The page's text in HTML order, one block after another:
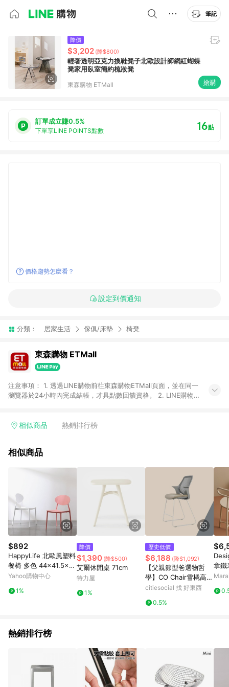
筆記
降價
$3,202 (降$800)
輕奢透明亞克力換鞋凳子北歐設計師網紅蝴蝶
凳家用臥室簡約梳妝凳
東森購物 ETMall 搶購
訂單成立賺0.5%
下單享LINE POINTS點數 16點
價格趨勢怎麼看？
設定到價通知
分類： 居家生活 傢俱/床墊 椅凳
東森購物 ETMall
注意事項： 1. 透過LINE購物前往東森購物ETMall頁面，並在同一
瀏覽器於24小時內完成結帳，才具點數回饋資格。 2. LINE購物
單，皆不在點數回饋範圍內。 3. 如購買以下類別商品，將無法獲
球嚴選、商城、專案商品、「草莓網」全館商品。 4. 如取消訂
實際回饋請依LINE購物通知為主。 6. 訂單如有使用東森購物
ETMall站內之折扣優惠(包含但不限於東森幣、樂透金、東森現金
券等)，不具點數回饋資格。詳細請依東森購物ETMall之結帳頁面
顯示為準。 7. LINE購物設有「單一商品最高回饋點數」機制(特
殊活動時開放「回饋無上限」)，以同一訂單中同一商品不論件數
計算，並依訂單成立時間當下LINE購物所設定的回饋機制為準。
8. LINE購物為購物資訊整合性平台，商品資料更新會有時間差，
如顯示之商品規格、顏色、價位、贈品與東森購物ETMall銷售網
頁不符，以銷售網頁標示為準。 9. 若有贈點爭議，請務必於訂單
日期+180天以內至LINE購物客服洽詢；若超過180天(含)以上進
行申訴，恕無法贈點回饋。 10. 部分點數紅包僅限指定商品使
用，或不適用於無回饋商品。各點數紅包之適用商品與使用條件
相似商品 熱銷排行榜
相似商品
$892
HappyLife 北歐風塑料
餐椅 多色 44×41.5×8
1.5cm Y11475
Yahoo購物中心
1%
降價
$1,390 (降$500)
艾爾休閒桌 71cm
特力屋
1%
歷史低價
$6,188 (降$1,092)
【父親節型爸選物哲
學】CO Chair雪橇高腳
｜協作空間辦公椅 綠色
citiesocial 找 好東西
0.5%
拿鐵
熱銷排行榜